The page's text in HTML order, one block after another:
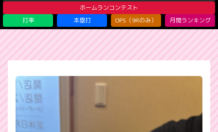
ホームランコンテスト
打率
本塁打 OPS（9Rのみ） 月間ランキング